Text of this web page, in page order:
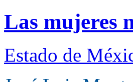
Las mujeres
Estado de